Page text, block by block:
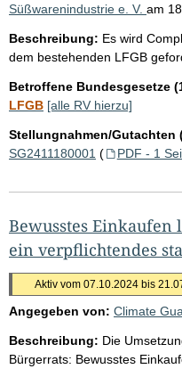
Süßwarenindustrie e. V. am
Beschreibung: Es wird
dem bestehenden LFGB
Betroffene Bundesgesetze
LFGB [alle RV hierzu]
Stellungnahmen/Gutachten
SG2411180001 ( PDF - 1
Bewusstes Einkaufen
ein verpflichtendes
Aktiv vom 07.10.2024 bis
Angegeben von: Climate
Beschreibung: Die
Bürgerrats: Bewusstes